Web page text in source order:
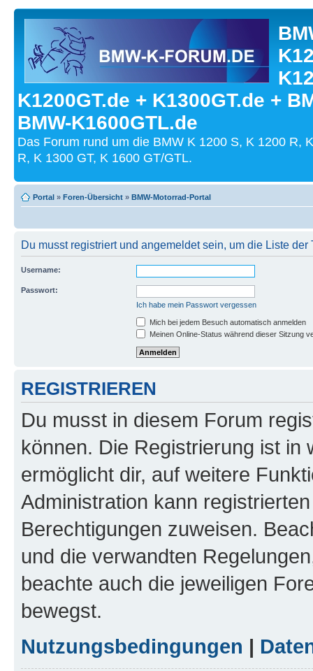
K1200GT.de + K1300GT.de +
BMW-K1600GTL.de
Das Forum rund um die BMW K 1200 S, K 1200 R,
R, K 1300 GT, K 1600 GT/GTL.
Portal » Foren-Übersicht » BMW-Motorrad-Portal
Du musst registriert und angemeldet sein, um die Liste
Username:
Passwort:
Ich habe mein Passwort vergessen
Mich bei jedem Besuch automatisch anmelden
Meinen Online-Status während dieser Sitzung
REGISTRIEREN
Du musst in diesem Forum
können. Die Registrierung ist in
ermöglicht dir, auf weitere
Administration kann
Berechtigungen zuweisen.
und die verwandten
beachte auch die jeweiligen
bewegst.
Nutzungsbedingungen |